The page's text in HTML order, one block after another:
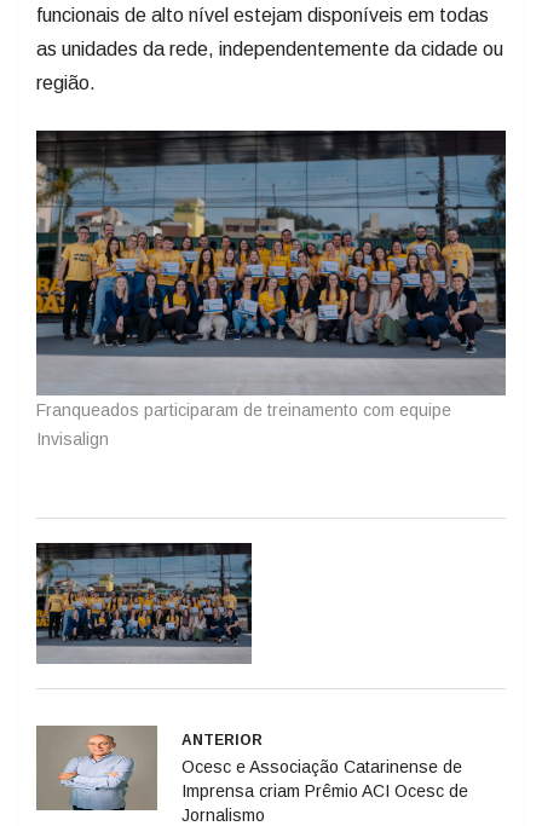
funcionais de alto nível estejam disponíveis em todas
as unidades da rede, independentemente da cidade ou
região.
Franqueados participaram de treinamento com equipe
Invisalign
ANTERIOR
Ocesc e Associação Catarinense de
Imprensa criam Prêmio ACI Ocesc de
Jornalismo